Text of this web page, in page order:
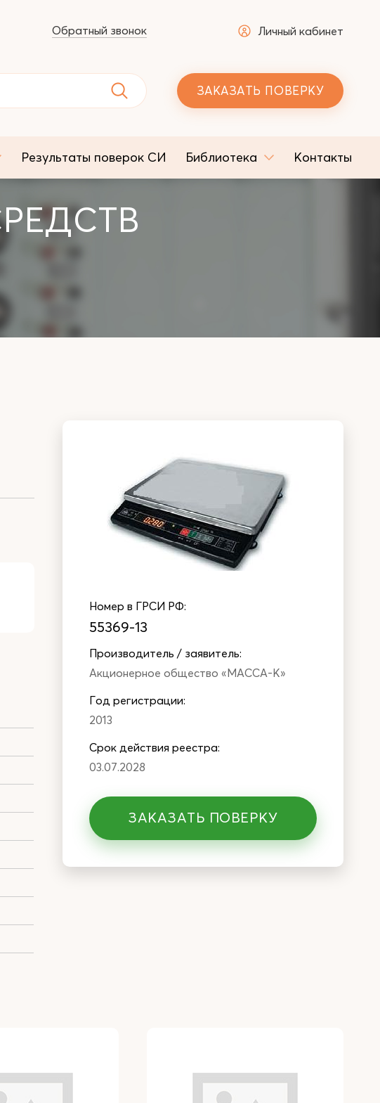
Обратный звонок Личный кабинет
ЗАКАЗАТЬ ПОВЕРКУ
Результаты поверок СИ Библиотека Контакты
Номер в ГРСИ РФ:
55369-13
Производитель / заявитель:
Акционерное общество «МАССА-К»
Год регистрации:
2013
Cрок действия реестра:
03.07.2028
ЗАКАЗАТЬ ПОВЕРКУ